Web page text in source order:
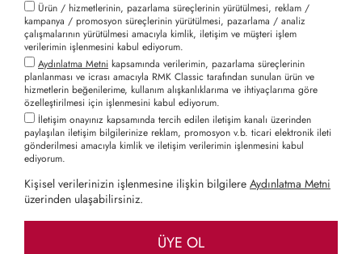
Ürün / hizmetlerinin, pazarlama süreçlerinin yürütülmesi, reklam /
kampanya / promosyon süreçlerinin yürütülmesi, pazarlama / analiz
çalışmalarının yürütülmesi amacıyla kimlik, iletişim ve müşteri işlem
verilerimin işlenmesini kabul ediyorum.
Aydınlatma Metni kapsamında verilerimin, pazarlama süreçlerinin
planlanması ve icrası amacıyla RMK Classic tarafından sunulan ürün ve
hizmetlerin beğenilerime, kullanım alışkanlıklarıma ve ihtiyaçlarıma göre
özelleştirilmesi için işlenmesini kabul ediyorum.
İletişim onayınız kapsamında tercih edilen iletişim kanalı üzerinden
paylaşılan iletişim bilgilerinize reklam, promosyon v.b. ticari elektronik ileti
gönderilmesi amacıyla kimlik ve iletişim verilerimin işlenmesini kabul
ediyorum.
Kişisel verilerinizin işlenmesine ilişkin bilgilere Aydınlatma Metni
üzerinden ulaşabilirsiniz.
ÜYE OL